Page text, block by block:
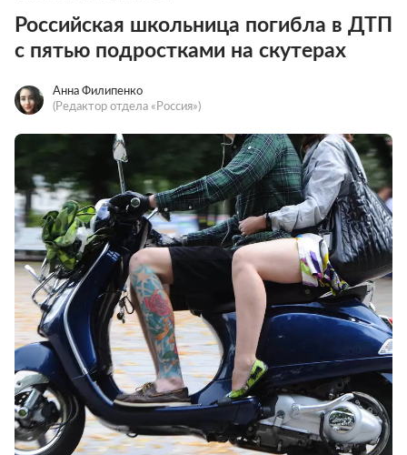
Российская школьница погибла в ДТП
с пятью подростками на скутерах
Анна Филипенко
(Редактор отдела «Россия»)